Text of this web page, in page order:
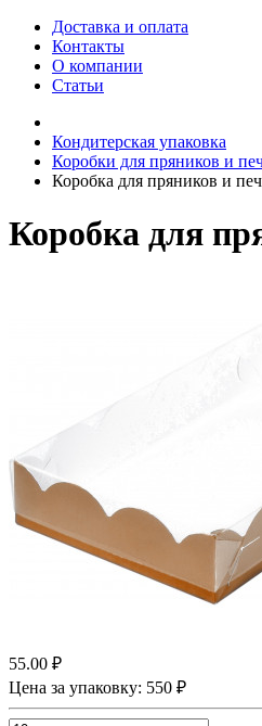
Доставка и оплата
Контакты
О компании
Статьи
Кондитерская упаковка
Коробки для пряников и
Коробка для пряников и
Коробка для
55.00 ₽
Цена за упаковку: 550 ₽